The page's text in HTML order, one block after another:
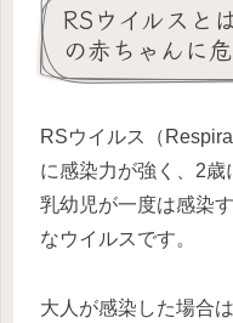
RSウイルスと
の赤ちゃんに
RSウイルス（
に感染力が強く、2
乳幼児が一度は感染
なウイルスです。
大人が感染した場合